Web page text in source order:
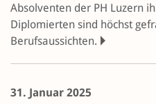
Absolventen der PH Luzern
Diplomierten sind höchst
Berufsaussichten.
31. Januar 2025